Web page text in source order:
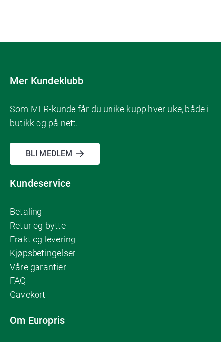
Mer Kundeklubb
Som MER-kunde får du unike kupp hver uke, både i
butikk og på nett.
BLI MEDLEM
Kundeservice
Betaling
Retur og bytte
Frakt og levering
Kjøpsbetingelser
Våre garantier
FAQ
Gavekort
Om Europris